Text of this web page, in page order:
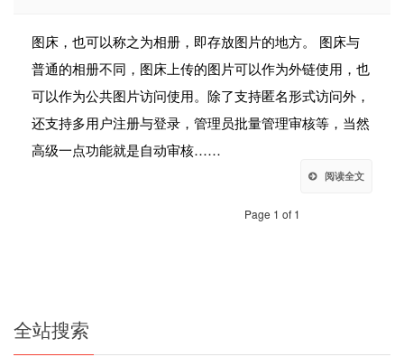
图床，也可以称之为相册，即存放图片的地方。 图床与
普通的相册不同，图床上传的图片可以作为外链使用，也
可以作为公共图片访问使用。除了支持匿名形式访问外，
还支持多用户注册与登录，管理员批量管理审核等，当然
高级一点功能就是自动审核……
阅读全文
Page 1 of 1
全站搜索